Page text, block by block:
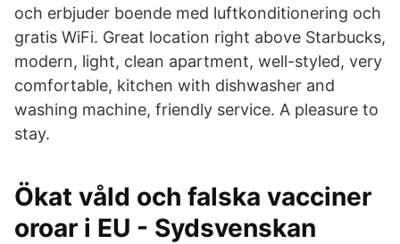
och erbjuder boende med luftkonditionering och
gratis WiFi. Great location right above Starbucks,
modern, light, clean apartment, well-styled, very
comfortable, kitchen with dishwasher and
washing machine, friendly service. A pleasure to
stay.
Ökat våld och falska vacciner
oroar i EU - Sydsvenskan